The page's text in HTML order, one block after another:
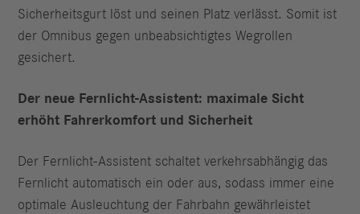
Sicherheitsgurt löst und seinen Platz verlässt. Somit ist
der Omnibus gegen unbeabsichtigtes Wegrollen
gesichert.
Der neue Fernlicht-Assistent: maximale Sicht
erhöht Fahrerkomfort und Sicherheit
Der Fernlicht-Assistent schaltet verkehrsabhängig das
Fernlicht automatisch ein oder aus, sodass immer eine
optimale Ausleuchtung der Fahrbahn gewährleistet